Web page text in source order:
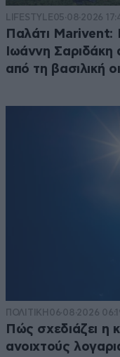
LIFESTYLE05·08·2026
Παλάτι Marivent:
Ιωάννη
από τη βασιλική
ΠΟΛΙΤΙΚΗ 06·08·2026
Πώς σχεδιάζει η
ανοιχτούς